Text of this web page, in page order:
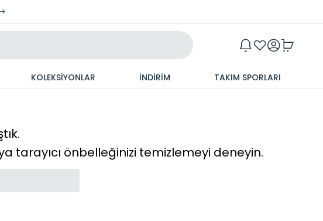
KOLEKSİYONLAR İNDİRİM TAKIM SPORLARI
tarayıcı önbelleğinizi temizlemeyi deneyin.